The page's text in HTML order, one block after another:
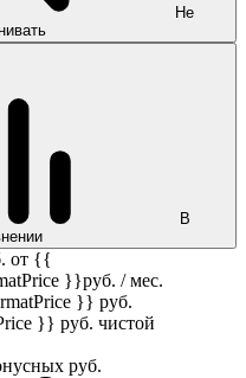
Не
В
от {{
}}руб. / мес.
}} руб.
}} руб. чистой
руб.